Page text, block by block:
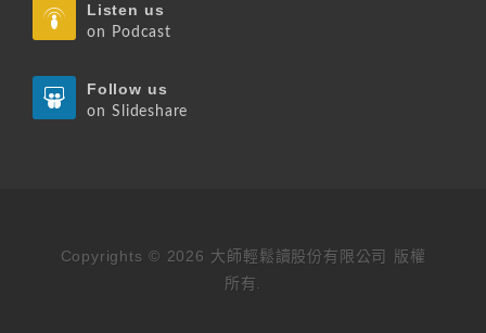
Listen us
on Podcast
Follow us
on Slideshare
Copyrights © 2026 大師輕鬆讀股份有限公司 版權
所有.